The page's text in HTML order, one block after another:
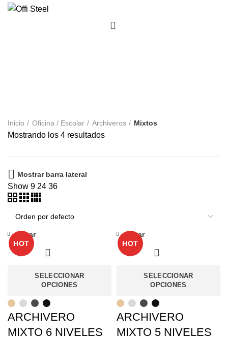
Inicio Oficina / Escolar Archiveros Mixtos
Mostrando los 4 resultados
Mostrar barra lateral
Show 9 24 36
HOT
SELECCIONAR
OPCIONES
Cerrar
ARCHIVERO
MIXTO 6 NIVELES
HOT
SELECCIONAR
OPCIONES
Cerrar
ARCHIVERO
MIXTO 5 NIVELES